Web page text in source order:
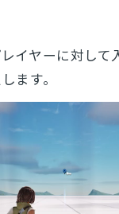
イヤーに対して
ます。